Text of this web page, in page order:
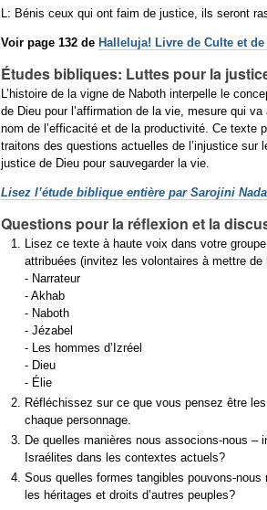
L: Bénis ceux qui ont faim de justice, ils seront
Voir page 132 de Halleluja! Livre de Culte et
Études bibliques: Luttes pour la
L’histoire de la vigne de Naboth interpelle le
de Dieu pour l’affirmation de la vie, mesure qui
nom de l’efficacité et de la productivité. Ce texte
traitons des questions actuelles de l’injustice sur
justice de Dieu pour sauvegarder la vie.
Lisez l’étude biblique entière par Sarojini
Questions pour la réflexion et la
Lisez ce texte à haute voix dans votre
attribuées (invitez les volontaires à mettre de
- Narrateur
- Akhab
- Naboth
- Jézabel
- Les hommes d’Izréel
- Dieu
- Élie
Réfléchissez sur ce que vous pensez être
chaque personnage.
De quelles manières nous associons-nous
Israélites dans les contextes actuels?
Sous quelles formes tangibles pouvons-
les héritages et droits d’autres peuples?